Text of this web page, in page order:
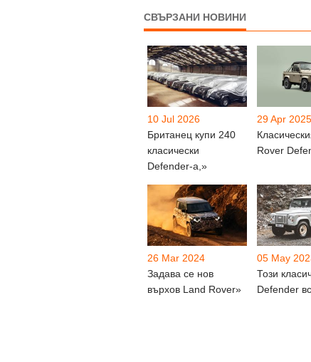
СВЪРЗАНИ НОВИНИ
10 Jul 2026
Британец купи 240
класически
Defender-а,»
29 Apr 2025
Rover
26 Mar 2024
Задава се нов
върхов Land Rover»
05 May
Този
Defender